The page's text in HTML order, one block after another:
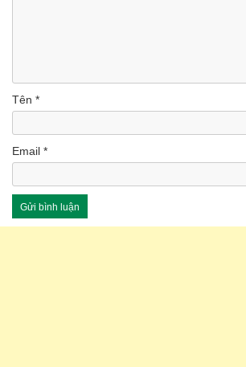
Tên *
Email *